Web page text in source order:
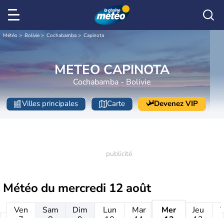
Météo Bolivie Cochabamba Capinota
METEO CAPINOTA
Cochabamba - Bolivie
Villes principales Carte Devenez VIP
Météo du mercredi 12 août
Ven
Sam
Dim
Lun
Mar
Mer
Jeu